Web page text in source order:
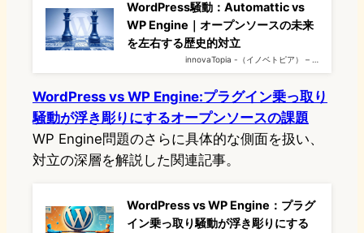
WordPress騒動：Automattic vs
WP Engine｜オープンソースの未来
を左右する歴史的対立
innovaTopia -（イノベトピア） – …
WordPress vs WP Engine:プラグイン乗っ取り
騒動が浮き彫りにするオープンソースの課題
WP Engine問題のさらに具体的な側面を扱い、
対立の深層を解説した関連記事。
WordPress vs WP Engine：プラグ
イン乗っ取り騒動が浮き彫りにする